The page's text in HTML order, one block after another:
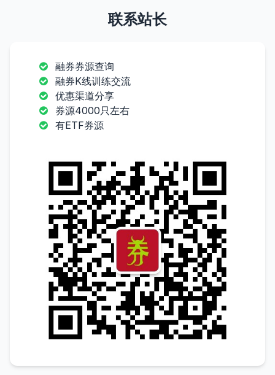
联系站长
融券券源查询
融券K线训练交流
优惠渠道分享
券源4000只左右
有ETF券源